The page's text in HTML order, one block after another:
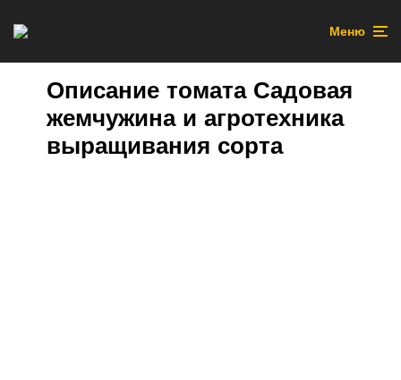
Меню
Описание томата Садовая
жемчужина и агротехника
выращивания сорта